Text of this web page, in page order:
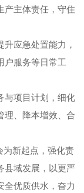
产主体责任，守住
应急处置能力，
户服务等日常工
与项目计划，细化
理、降本增效、合
新起点，强化责
县域发展，以更严
全优质供水，奋力